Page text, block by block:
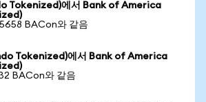
Tokenized)에서 Bank of America
BACon와 같음
Tokenized)에서 Bank of America
BACon와 같음